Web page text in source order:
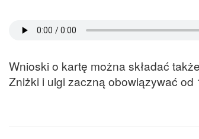
Wnioski o kartę można składać
Zniżki i ulgi zaczną obowiązywać od